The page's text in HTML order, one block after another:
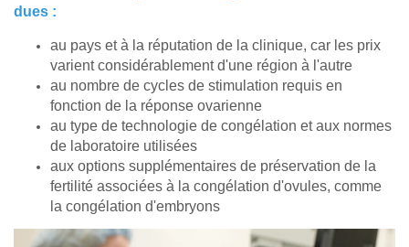
dues :
au pays et à la réputation de la clinique, car les prix
varient considérablement d'une région à l'autre
au nombre de cycles de stimulation requis en
fonction de la réponse ovarienne
au type de technologie de congélation et aux normes
de laboratoire utilisées
aux options supplémentaires de préservation de la
fertilité associées à la congélation d'ovules, comme
la congélation d'embryons